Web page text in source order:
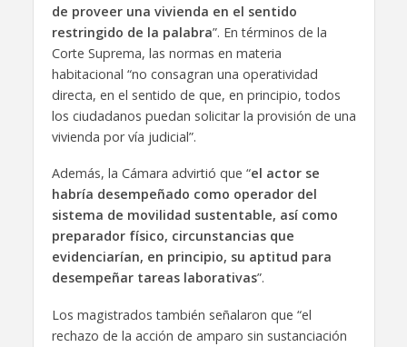
de proveer una vivienda en el sentido
restringido de la palabra”. En términos de la
Corte Suprema, las normas en materia
habitacional “no consagran una operatividad
directa, en el sentido de que, en principio, todos
los ciudadanos puedan solicitar la provisión de una
vivienda por vía judicial”.
Además, la Cámara advirtió que “el actor se
habría desempeñado como operador del
sistema de movilidad sustentable, así como
preparador físico, circunstancias que
evidenciarían, en principio, su aptitud para
desempeñar tareas laborativas”.
Los magistrados también señalaron que “el
rechazo de la acción de amparo sin sustanciación